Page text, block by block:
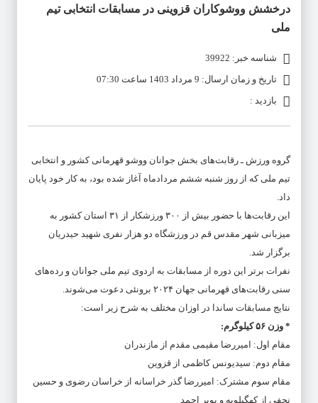
درخشش ووشوکاران قزوینی در مسابقات انتخابی تیم
ملی
شناسه خبر: 39922
تاریخ و زمان ارسال: 9 مرداد 1403 ساعت 07:30
بازدید :
گروه ورزش ـ رقابت‌های بخش جوانان ووشو قهرمانی کشور و انتخابی
تیم ملی که از روز شنبه ششم مردادماه آغاز شده بود، به کار خود پایان
داد.
این رقابت‌ها با حضور بیش از ۳۰۰ ورزشکار از ۳۱ استان کشور به
میزبانی شهر مقدس قم در ورزشگاه دو هزار نفری شهید حیدریان
برگزار شد.
نفرات برتر این دوره از مسابقات به اردوی تیم ملی جوانان و رده‌های
سنی رقابت‌های قهرمانی جهان ۲۰۲۴ برونئی دعوت می‌شوند.
نتایج مسابقات ساندا در اوزان مختلف به شرح زیر است:
* وزن ۵۶ کیلوگرم:
مقام اول: امیررضا مقیمی مقدم از مازندران
مقام دوم: سیدیونس کاظمی از قزوین
مقام سوم مشترک: امیررضا گذر خراسانه از خراسان رضوی و حسین
نجفی از کهگیلویه و بویر احمد